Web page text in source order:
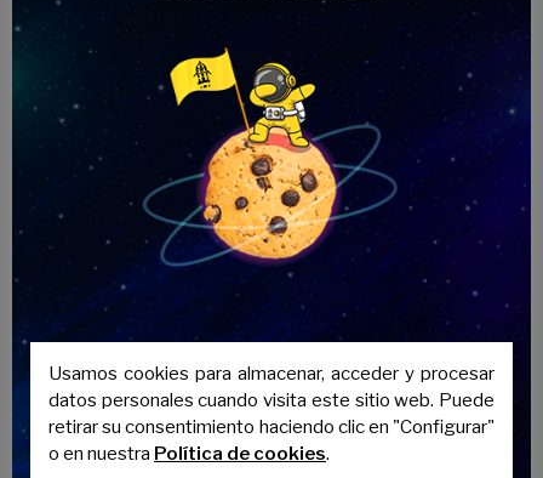
Si necesitas
septiembre
, quieres
o simplemente quieres
aprender nuevos idiomas, ven a
Academia Puerta Realy descubre
todos los
cursos de veranocon los que
Además, Academia Puerta Realofrece
diferentes
cursos de verano online
que puedas formarte y ampliar tus
conocimientos desde donde quieras.
Entradas relacionadas:
Usamos cookies para almacenar, acceder y procesar
datos personales cuando visita este sitio web. Puede
retirar su consentimiento haciendo clic en "Configurar"
o en nuestra Política de cookies.